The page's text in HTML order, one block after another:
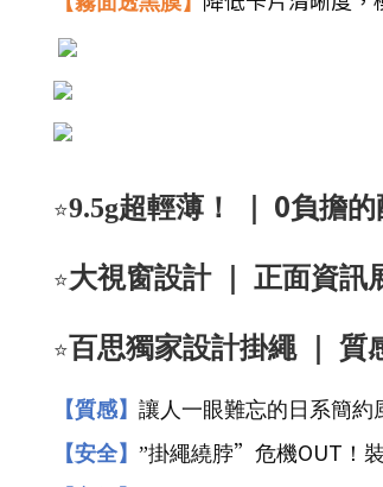
⭐️9.5g超輕薄！ ｜ 0負擔
⭐️大視窗設計 ｜ 正面資訊
⭐️百思獨家設計掛繩 ｜ 質
【質感】 讓人一眼難忘的日系簡約
【安全】 ”掛繩繞脖” 危機OUT ！